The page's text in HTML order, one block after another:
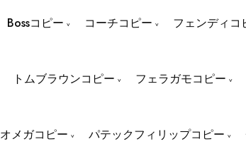
Bossコピー コーチコピー フェンディコ
トムブラウンコピー フェラガモコピー
オメガコピー パテックフィリップコピー